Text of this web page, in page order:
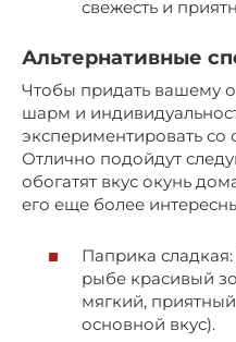
свежесть и
Альтернативные
Чтобы придать вашему
шарм и
экспериментировать
Отлично подойдут
обогатят вкус окунь
его еще более
Паприка
рыбе красивый
мягкий,
основной вкус).